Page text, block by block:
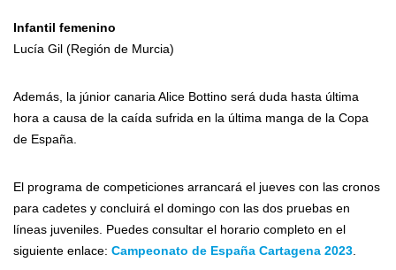
Infantil femenino
Lucía Gil (Región de Murcia)
Además, la júnior canaria Alice Bottino será duda hasta última
hora a causa de la caída sufrida en la última manga de la Copa
de España.
El programa de competiciones arrancará el jueves con las cronos
para cadetes y concluirá el domingo con las dos pruebas en
líneas juveniles. Puedes consultar el horario completo en el
siguiente enlace: Campeonato de España Cartagena 2023.